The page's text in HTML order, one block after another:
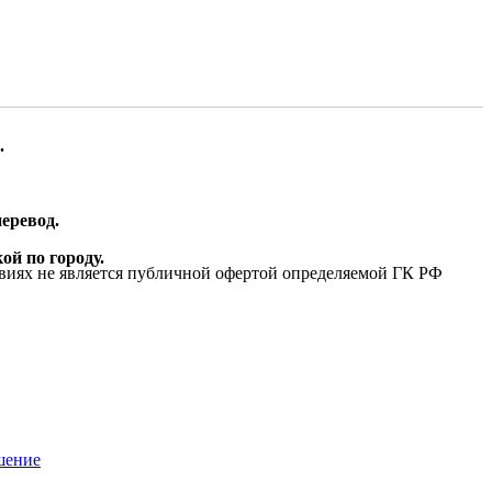
по городу.
не является публичной офертой определяемой ГК РФ